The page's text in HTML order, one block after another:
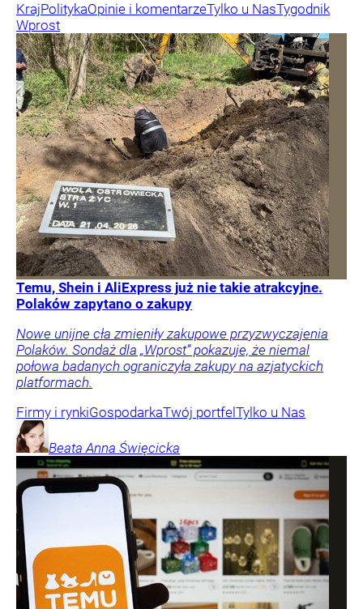
KrajPolitykaOpinie i komentarzeTylko u NasTygodnik
Wprost
Temu, Shein i AliExpress już nie takie atrakcyjne.
Polaków zapytano o zakupy
Nowe unijne cła zmieniły zakupowe przyzwyczajenia
Polaków. Sondaż dla „Wprost” pokazuje, że niemal
połowa badanych ograniczyła zakupy na azjatyckich
platformach.
Firmy i rynkiGospodarkaTwój portfel Tylko u Nas
Beata Anna Święcicka